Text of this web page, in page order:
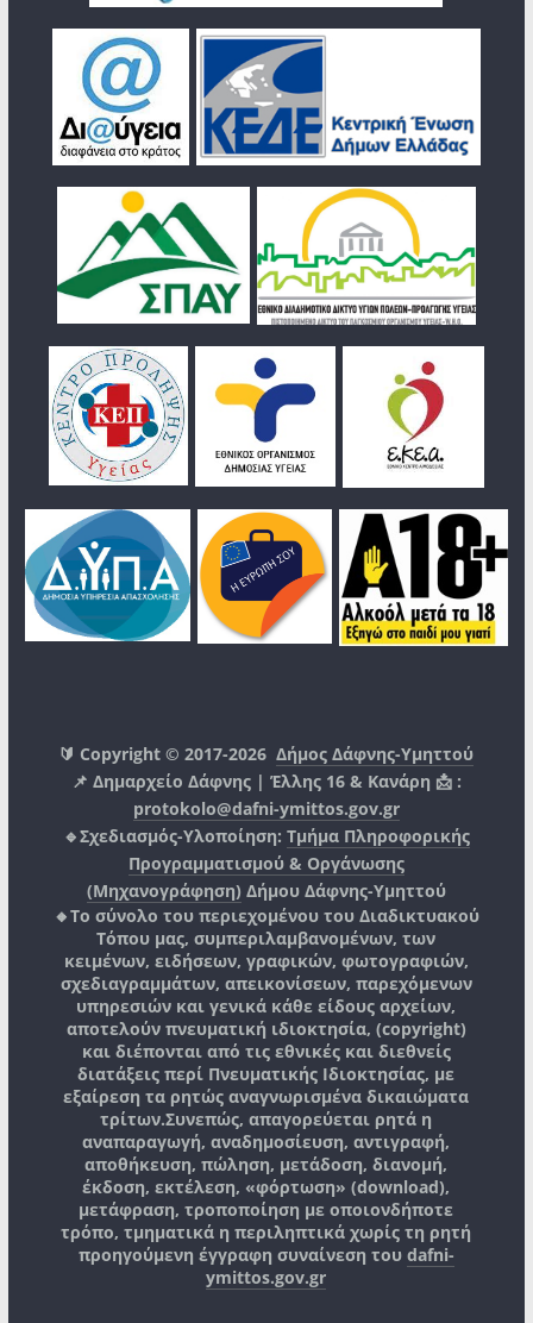
🔰 Copyright © 2017-2026Δήμος Δάφνης-Υμηττού
📌 Δημαρχείο Δάφνης | Έλλης 16 & Κανάρη 📩 :
protokolo@dafni-ymittos.gov.gr
🔹Σχεδιασμός-Υλοποίηση: Τμήμα Πληροφορικής
Προγραμματισμού & Οργάνωσης
(Μηχανογράφηση) Δήμου Δάφνης-Υμηττού
🔸Το σύνολο του περιεχομένου του Διαδικτυακού
Τόπου μας, συμπεριλαμβανομένων, των
κειμένων, ειδήσεων, γραφικών, φωτογραφιών,
σχεδιαγραμμάτων, απεικονίσεων, παρεχόμενων
υπηρεσιών και γενικά κάθε είδους αρχείων,
αποτελούν πνευματική ιδιοκτησία, (copyright)
και διέπονται από τις εθνικές και διεθνείς
διατάξεις περί Πνευματικής Ιδιοκτησίας, με
εξαίρεση τα ρητώς αναγνωρισμένα δικαιώματα
τρίτων.Συνεπώς, απαγορεύεται ρητά η
αναπαραγωγή, αναδημοσίευση, αντιγραφή,
αποθήκευση, πώληση, μετάδοση, διανομή,
έκδοση, εκτέλεση, «φόρτωση» (download),
μετάφραση, τροποποίηση με οποιονδήποτε
τρόπο, τμηματικά η περιληπτικά χωρίς τη ρητή
προηγούμενη έγγραφη συναίνεση του dafni-
ymittos.gov.gr